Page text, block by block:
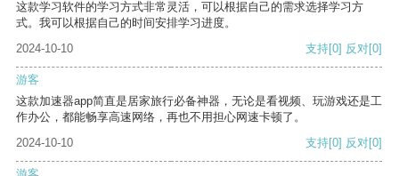
这款学习软件的学习方式非常灵活，可以根据自己的需求选择学习方
式。我可以根据自己的时间安排学习进度。
2024-10-10
支持[0] 反对[0]
游客
这款加速器app简直是居家旅行必备神器，无论是看视频、玩游戏还是工
作办公，都能畅享高速网络，再也不用担心网速卡顿了。
2024-10-10
支持[0] 反对[0]